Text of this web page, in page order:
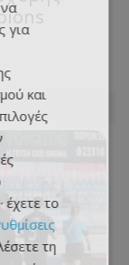
για
και
έχετε το
τη